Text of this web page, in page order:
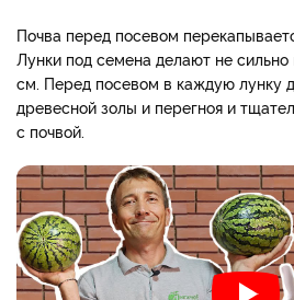
Почва перед посевом
Лунки под семена делают не сильно
см. Перед посевом в каждую лунку
древесной золы и перегноя и
с почвой.